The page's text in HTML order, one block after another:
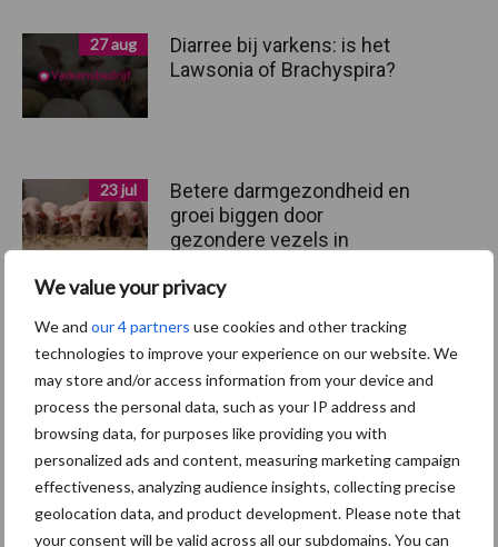
We value your privacy
We and our 4 partners use cookies and other tracking
technologies to improve your experience on our website. We
may store and/or access information from your device and
process the personal data, such as your IP address and
browsing data, for purposes like providing you with
personalized ads and content, measuring marketing campaign
effectiveness, analyzing audience insights, collecting precise
geolocation data, and product development. Please note that
your consent will be valid across all our subdomains. You can
27 aug
Diarree bij varkens: is het
Lawsonia of Brachyspira?
23 jul
Betere darmgezondheid en
groei biggen door
gezondere vezels in
Varkenshouder Breukers:
“Mijn biggen groeien harder
en glimmen meer”
Toon meer